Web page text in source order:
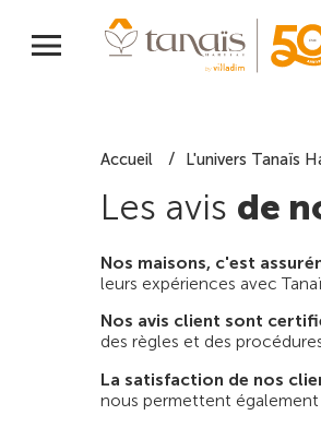
Accueil L'univers Tanaïs
Les avis de
Nos maisons, c'est
leurs expériences avec
Nos avis client sont
des règles et des
La satisfaction de nos
nous permettent également